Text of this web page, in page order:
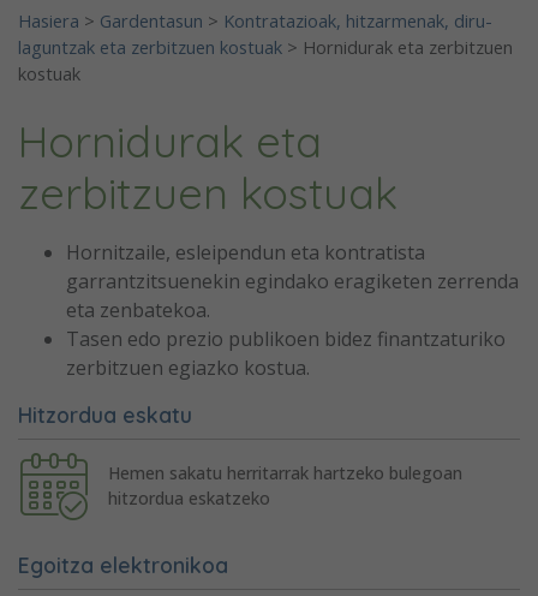
Hasiera > Gardentasun > Kontratazioak, hitzarmenak, diru-
laguntzak eta zerbitzuen kostuak > Hornidurak eta zerbitzuen
kostuak
Hornidurak eta
zerbitzuen kostuak
Hornitzaile, esleipendun eta kontratista
garrantzitsuenekin egindako eragiketen zerrenda
eta zenbatekoa.
Tasen edo prezio publikoen bidez finantzaturiko
zerbitzuen egiazko kostua.
Hitzordua eskatu
Hemen sakatu herritarrak hartzeko bulegoan
hitzordua eskatzeko
Egoitza elektronikoa